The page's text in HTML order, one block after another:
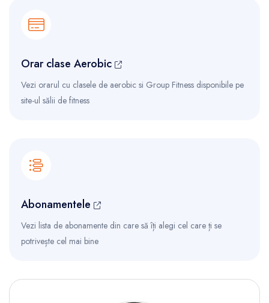
Orar clase Aerobic
Vezi orarul cu clasele de aerobic si Group Fitness disponibile pe
site-ul sălii de fitness
Abonamentele
Vezi lista de abonamente din care să îți alegi cel care ți se
potrivește cel mai bine